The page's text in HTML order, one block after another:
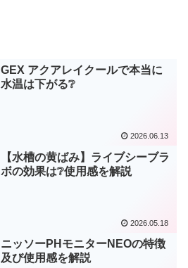
GEX アクアレイクールで本当に
水温は下がる❔
2026.06.13
【水槽の黄ばみ】ライブシーブラ
ボの効果は❔使用感を解説
2026.05.18
ニッソーPHモニターNEOの特徴
及び使用感を解説